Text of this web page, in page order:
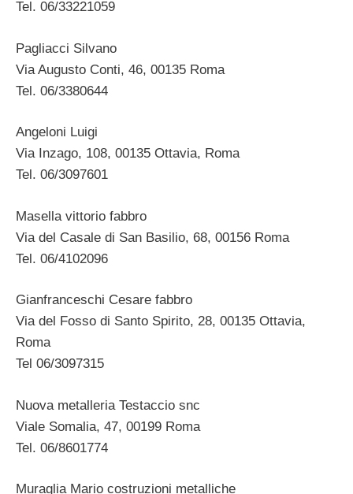
Tel. 06/33221059
Pagliacci Silvano
Via Augusto Conti, 46, 00135 Roma
Tel. 06/3380644
Angeloni Luigi
Via Inzago, 108, 00135 Ottavia, Roma
Tel. 06/3097601
Masella vittorio fabbro
Via del Casale di San Basilio, 68, 00156 Roma
Tel. 06/4102096
Gianfranceschi Cesare fabbro
Via del Fosso di Santo Spirito, 28, 00135 Ottavia,
Roma
Tel 06/3097315
Nuova metalleria Testaccio snc
Viale Somalia, 47, 00199 Roma
Tel. 06/8601774
Muraglia Mario costruzioni metalliche